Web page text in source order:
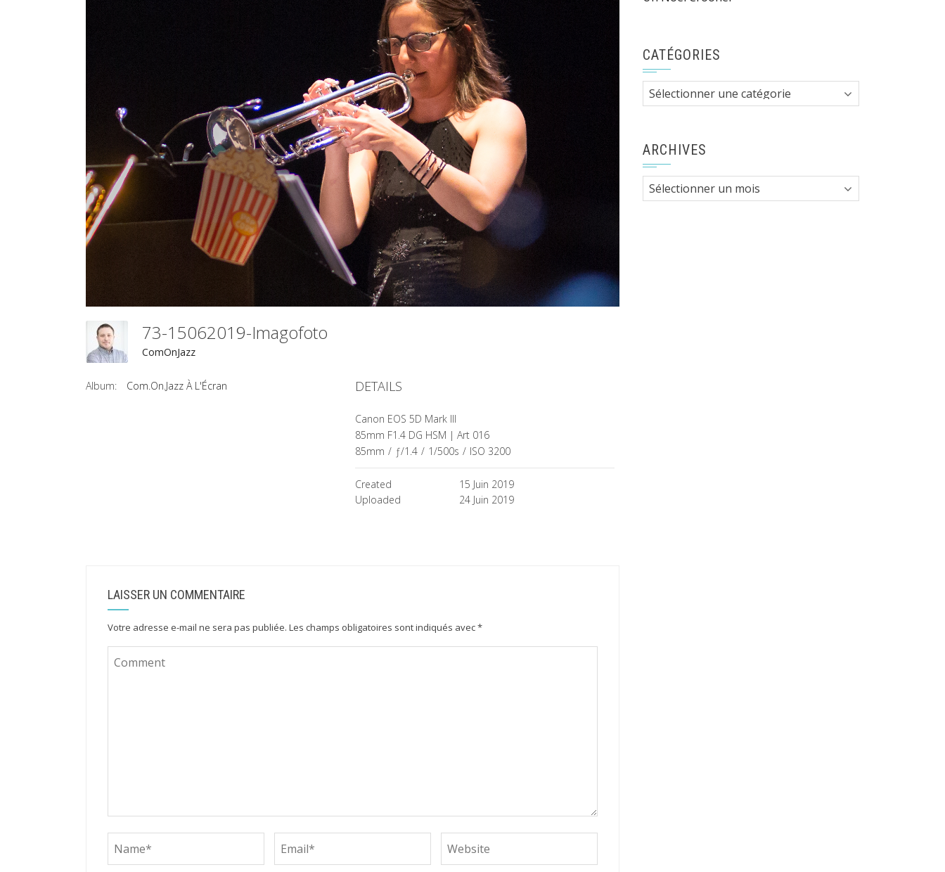
73-15062019-Imagofoto
ComOnJazz
Album: Com.On.Jazz À L'Écran DETAILS
Canon EOS 5D Mark III
85mm F1.4 DG HSM | Art 016
85mm / ƒ/1.4 / 1/500s / ISO 3200
Created
15 Juin 2019
Uploaded
24 Juin 2019
LAISSER UN COMMENTAIRE
Votre adresse e-mail ne sera pas publiée. Les champs obligatoires sont indiqués avec*
CATÉGORIES
Catégories
ARCHIVES
Archives